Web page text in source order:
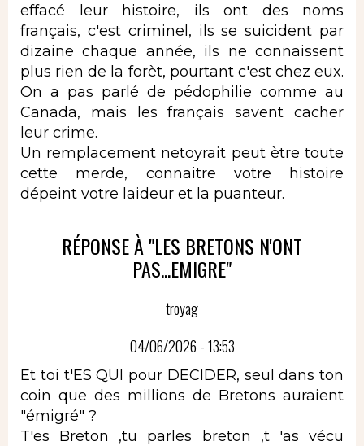
effacé leur histoire, ils ont des noms
français, c'est criminel, ils se suicident par
dizaine chaque année, ils ne connaissent
plus rien de la forèt, pourtant c'est chez eux.
On a pas parlé de pédophilie comme au
Canada, mais les français savent cacher
leur crime.
Un remplacement netoyrait peut ètre toute
cette merde, connaitre votre histoire
dépeint votre laideur et la puanteur.
RÉPONSE À "LES BRETONS N'ONT
PAS...EMIGRE"
troyag
04/06/2026 - 13:53
Et toi t'ES QUI pour DECIDER, seul dans ton
coin que des millions de Bretons auraient
"émigré" ?
T'es Breton ,tu parles breton ,t 'as vécu